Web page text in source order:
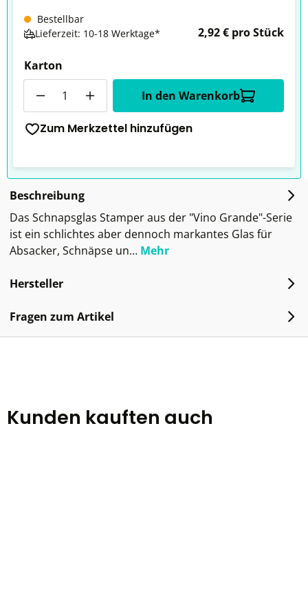
Bestellbar
Lieferzeit: 10-18 Werktage*
2,92 € pro Stück
Karton
In den Warenkorb
Zum Merkzettel hinzufügen
Beschreibung
Das Schnapsglas Stamper aus der "Vino Grande"-Serie
ist ein schlichtes aber dennoch markantes Glas für
Absacker, Schnäpse un… Mehr
Hersteller
Fragen zum Artikel
Kunden kauften auch